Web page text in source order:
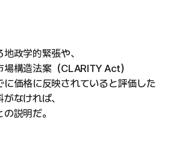
政学的緊張や、
構造法案（CLARITY Act）
に価格に反映されていると評価した
なければ、
説明だ。